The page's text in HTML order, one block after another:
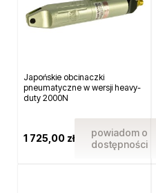
Japońskie obcinaczki
pneumatyczne w wersji heavy-
duty 2000N
1 725,00 zł
powiadom o
dostępności